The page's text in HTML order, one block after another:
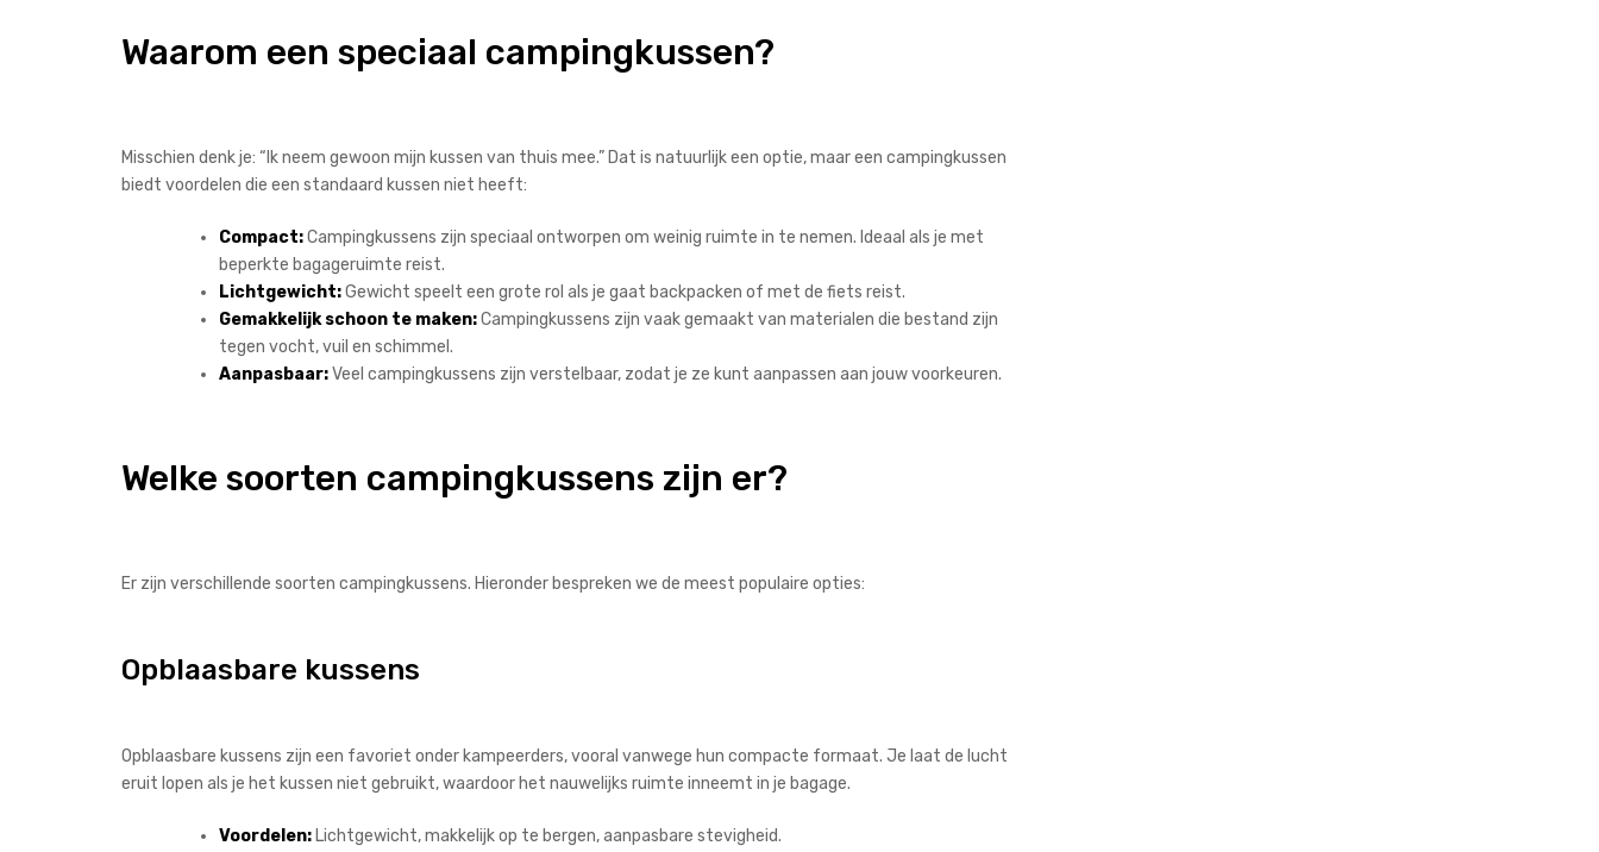
Waarom een speciaal campingkussen?
Misschien denk je: “Ik neem gewoon mijn kussen van thuis mee.” Dat is natuurlijk een optie, maar een campingkussen
biedt voordelen die een standaard kussen niet heeft:
Compact:Campingkussens zijn speciaal ontworpen om weinig ruimte in te nemen. Ideaal als je met
beperkte bagageruimte reist.
Lichtgewicht:Gewicht speelt een grote rol als je gaat backpacken of met de fiets reist.
Gemakkelijk schoon te maken:Campingkussens zijn vaak gemaakt van materialen die bestand zijn
tegen vocht, vuil en schimmel.
Aanpasbaar:Veel campingkussens zijn verstelbaar, zodat je ze kunt aanpassen aan jouw voorkeuren.
Welke soorten campingkussens zijn er?
Er zijn verschillende soorten campingkussens. Hieronder bespreken we de meest populaire opties:
Opblaasbare kussens
Opblaasbare kussens zijn een favoriet onder kampeerders, vooral vanwege hun compacte formaat. Je laat de lucht
eruit lopen als je het kussen niet gebruikt, waardoor het nauwelijks ruimte inneemt in je bagage.
Voordelen: Lichtgewicht, makkelijk op te bergen, aanpasbare stevigheid.